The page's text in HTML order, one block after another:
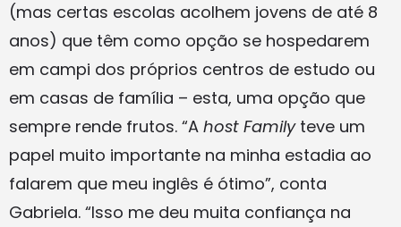
(mas certas escolas acolhem jovens de até 8
anos) que têm como opção se hospedarem
em campi dos próprios centros de estudo ou
em casas de família – esta, uma opção que
sempre rende frutos. “A host Family teve um
papel muito importante na minha estadia ao
falarem que meu inglês é ótimo”, conta
Gabriela. “Isso me deu muita confiança na